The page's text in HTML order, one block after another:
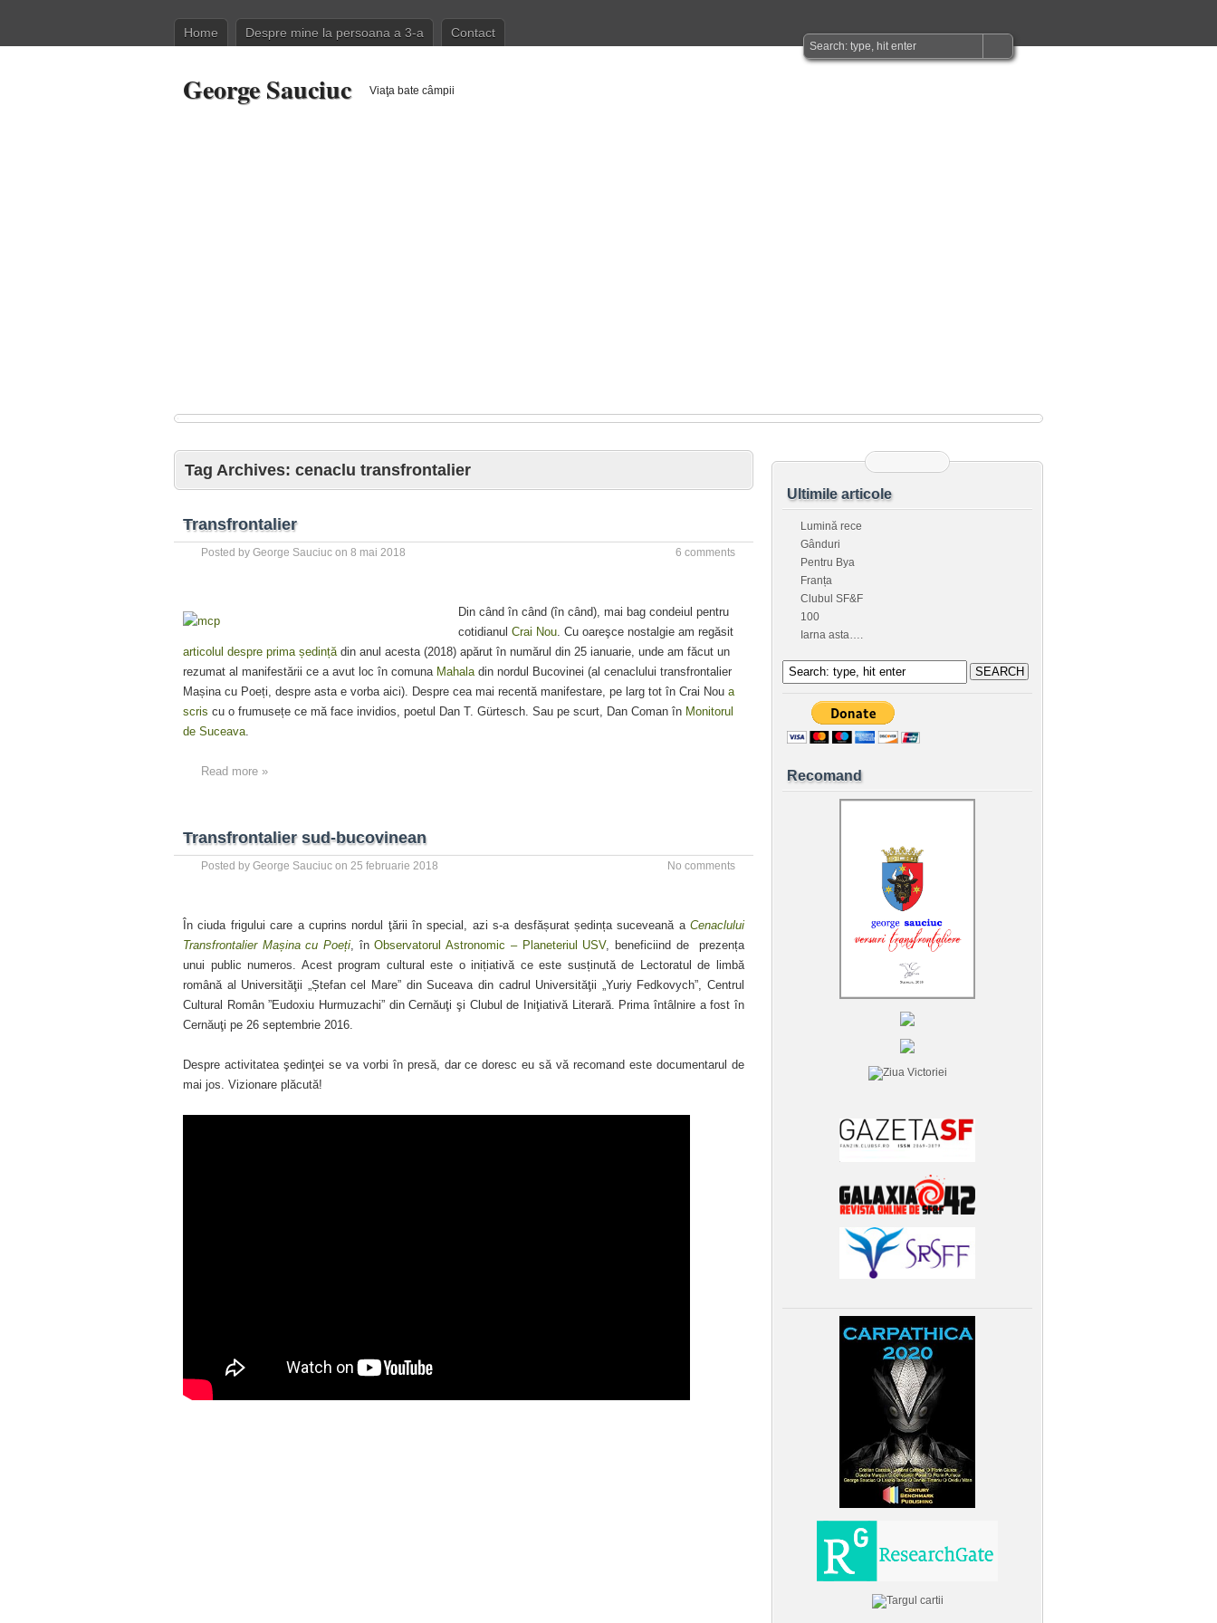
Home Despre mine la persoana a 3-a Contact
George Sauciuc Viaţa bate câmpii
Tag Archives: cenaclu transfrontalier
Transfrontalier
Posted by George Sauciuc on 8 mai 2018 6 comments
Din când în când (în când), mai bag condeiul pentru
cotidianul Crai Nou. Cu oareşce nostalgie am regăsit
articolul despre prima ședințădin anul acesta (2018) apărut în numărul din 25 ianuarie, unde am făcut un
rezumat al manifestării ce a avut loc în comunaMahaladin nordul Bucovinei (al cenaclului transfrontalier
Mașina cu Poeți, despre asta e vorba aici). Despre cea mai recentă manifestare, pe larg tot în Crai Nou a
scris cu o frumusețe ce mă face invidios, poetul Dan T. Gürtesch. Sau pe scurt, Dan Coman în Monitorul
de Suceava.
Read more »
Transfrontalier sud-bucovinean
Posted by George Sauciuc on 25 februarie 2018 No comments
În ciuda frigului care a cuprins nordul ţării în special, azi s-a desfășurat ședința suceveană a Cenaclului
Transfrontalier Mașina cu Poeți, înObservatorul Astronomic – Planeteriul USV, beneficiind de prezența
unui public numeros. Acest program cultural este o inițiativă ce este susținută de Lectoratul de limbă
română al Universităţii „Ștefan cel Mare” din Suceava din cadrul Universităţii „Yuriy Fedkovych”, Centrul
Cultural Român ”Eudoxiu Hurmuzachi” din Cernăuţi şi Clubul de Iniţiativă Literară. Prima întâlnire a fost în
Cernăuţi pe 26 septembrie 2016.
Despre activitatea şedinţei se va vorbi în presă, dar ce doresc eu să vă recomand este documentarul de
mai jos. Vizionare plăcută!
Ultimile articole
Lumină rece
Gânduri
Pentru Bya
Franța
Clubul SF&F
100
Iarna asta….
Recomand